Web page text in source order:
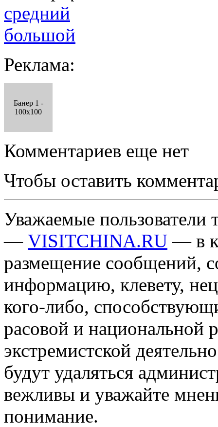
средний
большой
Реклама:
Банер 1 -
100x100
Комментариев еще нет
Чтобы оставить
Уважаемые пользователи
— VISITCHINA.RU — в
размещение сообщений,
информацию, клевету,
кого-либо,
расовой и национальной
экстремистской
будут удаляться
вежливы и уважайте
понимание.